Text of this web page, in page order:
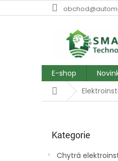
na
E-shop
Domů
kategorie
Kategorie
Chytrá